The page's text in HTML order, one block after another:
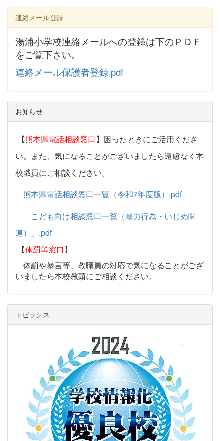
連絡メール登録
湯浦小学校連絡メールへの登録は下のＰＤＦ
をご覧下さい。
連絡メール保護者登録.pdf
お知らせ
【熊本県電話相談窓口】困ったときにご活用くださ
い。また、気になることがございましたら遠慮なく本
校職員にご相談ください。
熊本県電話相談窓口一覧（令和7年度版）.pdf
「こども向け相談窓口一覧（暴力行為・いじめ関
連）」.pdf
【体罰等窓口】
体罰や暴言等、教職員の対応で気になることがござ
いましたら本校教頭にご相談ください。
トピックス